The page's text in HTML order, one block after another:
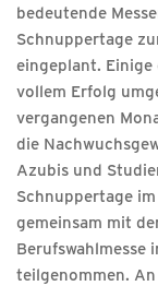
bedeutende
Schnuppertage
eingeplant.
vollem Erfolg
vergangenen
die
Azubis und
Schnuppertage
gemeinsam mit
Berufswahlmesse
teilgenommen.